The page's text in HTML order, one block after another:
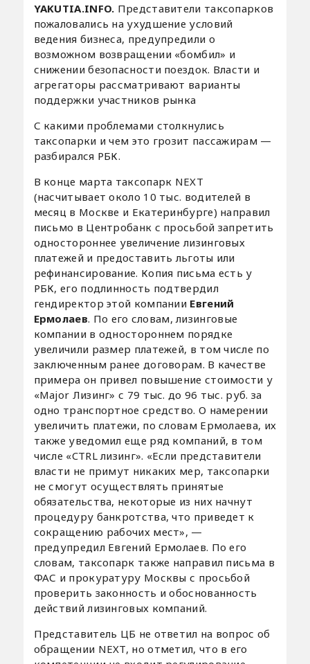
YAKUTIA.INFO. Представители таксопарков
пожаловались на ухудшение условий
ведения бизнеса, предупредили о
возможном возвращении «бомбил» и
снижении безопасности поездок. Власти и
агрегаторы рассматривают варианты
поддержки участников рынка
С какими проблемами столкнулись
таксопарки и чем это грозит пассажирам —
разбирался РБК.
В конце марта таксопарк NEXT
(насчитывает около 10 тыс. водителей в
месяц в Москве и Екатеринбурге) направил
письмо в Центробанк с просьбой запретить
одностороннее увеличение лизинговых
платежей и предоставить льготы или
рефинансирование. Копия письма есть у
РБК, его подлинность подтвердил
гендиректор этой компании Евгений
Ермолаев. По его словам, лизинговые
компании в одностороннем порядке
увеличили размер платежей, в том числе по
заключенным ранее договорам. В качестве
примера он привел повышение стоимости у
«Major Лизинг» с 79 тыс. до 96 тыс. руб. за
одно транспортное средство. О намерении
увеличить платежи, по словам Ермолаева, их
также уведомил еще ряд компаний, в том
числе «CTRL лизинг». «Если представители
власти не примут никаких мер, таксопарки
не смогут осуществлять принятые
обязательства, некоторые из них начнут
процедуру банкротства, что приведет к
сокращению рабочих мест», —
предупредил Евгений Ермолаев. По его
словам, таксопарк также направил письма в
ФАС и прокуратуру Москвы с просьбой
проверить законность и обоснованность
действий лизинговых компаний.
Представитель ЦБ не ответил на вопрос об
обращении NEXT, но отметил, что в его